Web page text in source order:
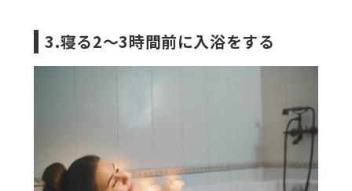
3.寝る2～3時間前に入浴をする